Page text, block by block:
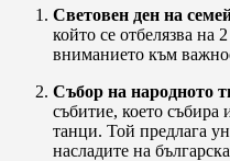
Световен ден на
който се отбелязва на
вниманието към
Събор на народното
събитие, което събира
танци. Той предлага
насладите на